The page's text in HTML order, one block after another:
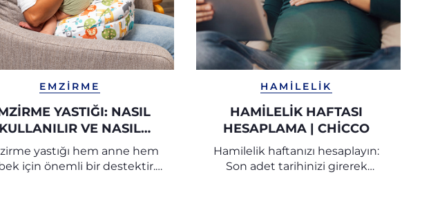
EMZIRME
YASTIĞI: NASIL
KULLANILIR VE NASIL
SEÇILIR? | CHICCO
yastığı hem anne hem
için önemli bir destektir.
HAMILELIK
HAMILELIK HAFTASI
HESAPLAMA | CHICCO
Hamilelik haftanızı hesaplayın:
Son adet tarihinizi girerek